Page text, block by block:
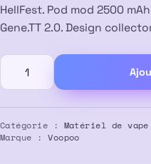
initial
49,90 €.
actuel
42,90 €.
HellFest. Pod mod 2500
Gene.TT 2.0. Design
quantité
KIT
DRAG
S2
HellFest
Catégorie : Matériel de vape
Marque :Voopoo